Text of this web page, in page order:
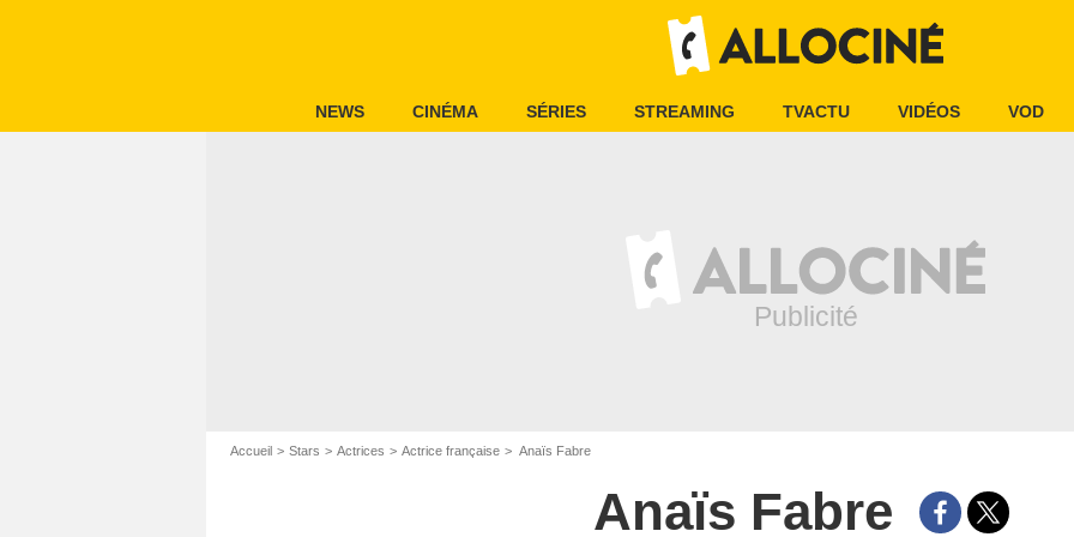
NEWS CINÉMA SÉRIES STREAMING TVACTU VIDÉOS VOD
Accueil Stars Actrices Actrice française Anaïs Fabre
Anaïs Fabre